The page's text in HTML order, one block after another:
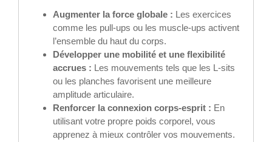
Augmenter la force globale : Les exercices
comme les pull-ups ou les muscle-ups activent
l’ensemble du haut du corps.
Développer une mobilité et une flexibilité
accrues : Les mouvements tels que les L-sits
ou les planches favorisent une meilleure
amplitude articulaire.
Renforcer la connexion corps-esprit : En
utilisant votre propre poids corporel, vous
apprenez à mieux contrôler vos mouvements.